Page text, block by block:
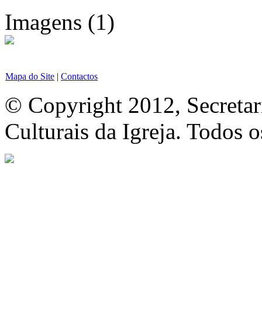
Imagens (1)
Mapa do Site | Contactos
© Copyright 2012,
Culturais da Igreja. Todos